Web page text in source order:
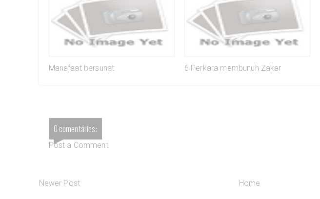
Manafaat bersunat 6 Perkara membunuh Zakar
0 comentários:
Post a Comment
Newer Post Home